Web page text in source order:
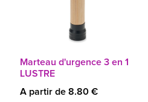
Marteau d'urgence 3 en 1
LUSTRE
A partir de 8.80 €